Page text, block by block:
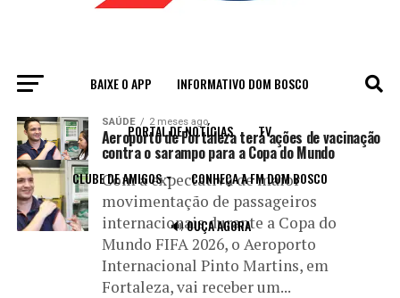
BAIXE O APP INFORMATIVO DOM BOSCO
PORTAL DE NOTÍCIAS TV
CLUBE DE AMIGOS CONHEÇA A FM DOM BOSCO
🔊 OUÇA AGORA
All posts tagged "aeroporto de Fortaleza"
SAÚDE 2 meses ago
Aeroporto de Fortaleza terá ações de vacinação
contra o sarampo para a Copa do Mundo
Com a expectativa de maior
movimentação de passageiros
internacionais durante a Copa do
Mundo FIFA 2026, o Aeroporto
Internacional Pinto Martins, em
Fortaleza, vai receber um...